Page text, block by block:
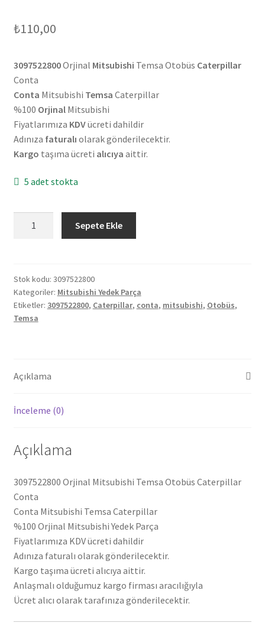
₺110,00
3097522800Orjinal Mitsubishi Temsa Otobüs Caterpillar
Conta
Conta Mitsubishi Temsa Caterpillar
%100 OrjinalMitsubishi
Fiyatlarımıza KDVücreti dahildir
Adınıza faturalı olarak gönderilecektir.
Kargo taşıma ücreti alıcıya aittir.
5 adet stokta
Caterpillar
Conta
3097522800
adet
Sepete Ekle
Stok kodu: 3097522800
Kategoriler: Mitsubishi Yedek Parça
Etiketler: 3097522800, Caterpillar, conta, mitsubishi, Otobüs,
Temsa
Açıklama
İnceleme (0)
Açıklama
3097522800 Orjinal Mitsubishi Temsa Otobüs Caterpillar
Conta
Conta Mitsubishi Temsa Caterpillar
%100 Orjinal Mitsubishi Yedek Parça
Fiyatlarımıza KDV ücreti dahildir
Adınıza faturalı olarak gönderilecektir.
Kargo taşıma ücreti alıcıya aittir.
Anlaşmalı olduğumuz kargo firması aracılığıyla
Ücret alıcı olarak tarafınıza gönderilecektir.